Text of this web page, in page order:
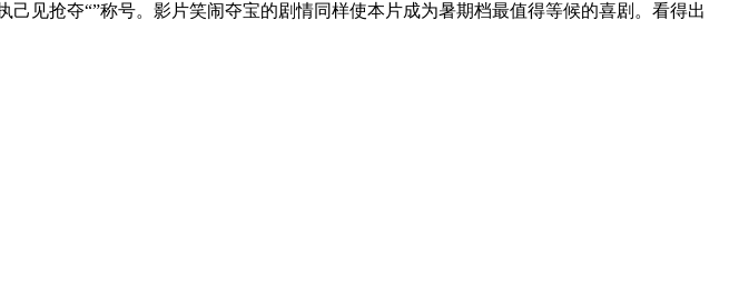
见抢夺“”称号。影片笑闹夺宝的剧情同样使本片成为暑期档最值得等候的喜剧。看得出